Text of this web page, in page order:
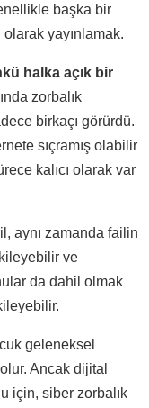
başka bir
yayınlamak.
halka açık bir
zorbalık
birkaçı görürdü.
sıçramış olabilir
kalıcı olarak var
aynı zamanda failin
ve
da dahil olmak
geleneksel
Ancak dijital
için, siber zorbalık